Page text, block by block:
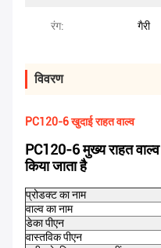
रंग: गैरी
विवरण
PC120-6 खुदाई राहत वाल्व
PC120-6 मुख्य राहत
किया जाता है
प्रोडक्ट का नाम
वाल्व का नाम
डेका पीएन
वास्तविक पीएन